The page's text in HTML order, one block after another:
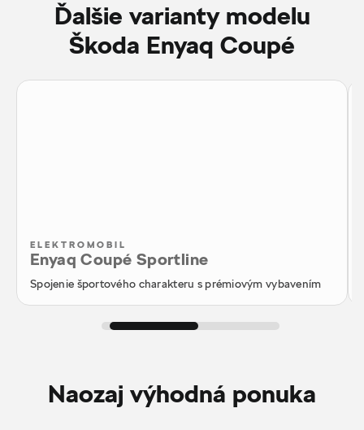
Ďalšie varianty modelu
Škoda Enyaq Coupé
ELEKTROMOBIL
Enyaq Coupé Sportline
Spojenie športového charakteru s prémiovým vybavením
Naozaj výhodná ponuka